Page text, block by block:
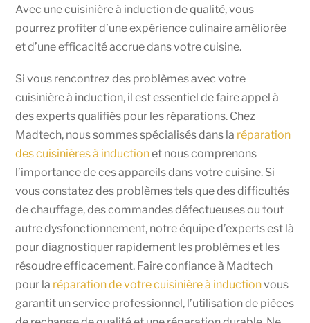
Avec une cuisinière à induction de qualité, vous
pourrez profiter d’une expérience culinaire améliorée
et d’une efficacité accrue dans votre cuisine.
Si vous rencontrez des problèmes avec votre
cuisinière à induction, il est essentiel de faire appel à
des experts qualifiés pour les réparations. Chez
Madtech, nous sommes spécialisés dans la réparation
des cuisinières à inductionet nous comprenons
l’importance de ces appareils dans votre cuisine. Si
vous constatez des problèmes tels que des difficultés
de chauffage, des commandes défectueuses ou tout
autre dysfonctionnement, notre équipe d’experts est là
pour diagnostiquer rapidement les problèmes et les
résoudre efficacement. Faire confiance à Madtech
pour la réparation de votre cuisinière à inductionvous
garantit un service professionnel, l’utilisation de pièces